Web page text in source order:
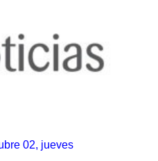
02, jueves